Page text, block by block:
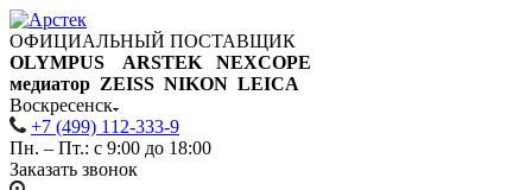
ОФИЦИАЛЬНЫЙ ПОСТАВЩИК
OLYMPUS ARSTEK NEXCOPE
медиатор ZEISS NIKON LEICA
Воскресенск
+7 (499) 112-333-9
Пн. – Пт.: с 9:00 до 18:00
Заказать звонок